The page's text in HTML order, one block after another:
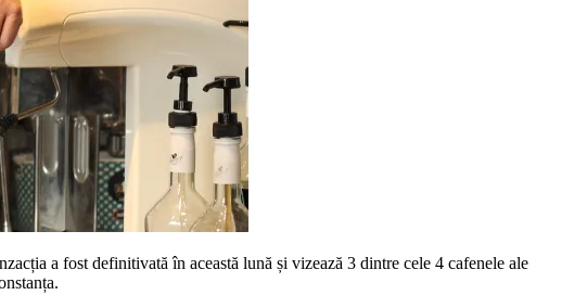
a fost definitivată în această lună și vizează 3 dintre cele 4 cafenele ale